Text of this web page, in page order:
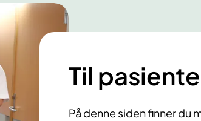
Til
På denne siden finner du